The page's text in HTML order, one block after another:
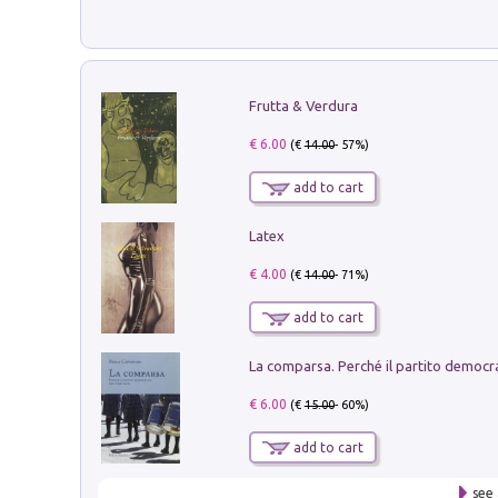
Frutta & Verdura
€ 6.00 (€14.00- 57%)
add to cart
Latex
€ 4.00 (€14.00- 71%)
add to cart
€ 6.00 (€15.00- 60%)
add to cart
see